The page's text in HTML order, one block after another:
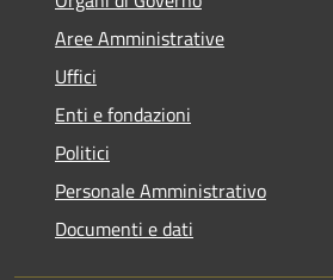
Aree Amministrative
Uffici
Enti e fondazioni
Politici
Personale Amministrativo
Documenti e dati